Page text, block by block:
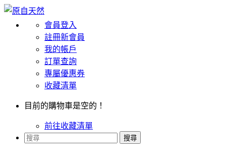
會員登入
註冊新會員
我的帳戶
訂單查詢
專屬優惠券
收藏清單
目前的購物車是空的！
前往收藏清單
搜尋